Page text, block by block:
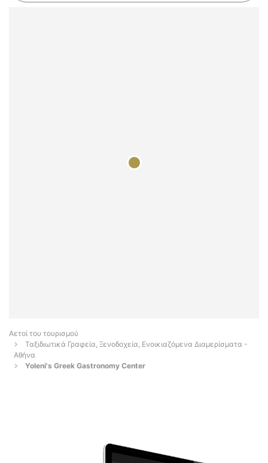
Αετοί του τουρισμού
Ταξιδιωτικά Γραφεία, Ξενοδοχεία, Ενοικιαζόμενα Διαμερίσματα -
Αθήνα
Yoleni's Greek Gastronomy Center